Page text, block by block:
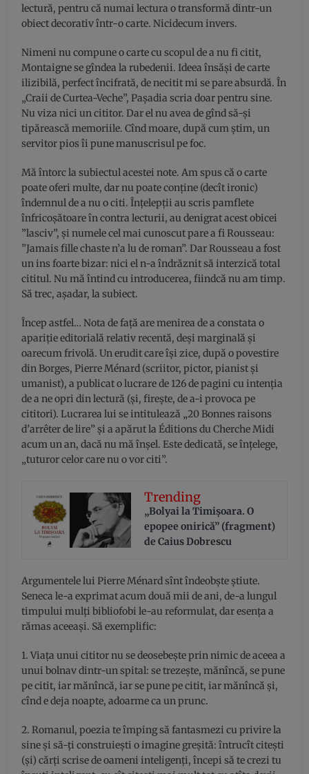
lectură, pentru că numai lectura o transformă dintr-un
obiect decorativ într-o carte. Nicidecum invers.
Nimeni nu compune o carte cu scopul de a nu fi citit,
Montaigne se gîndea la rubedenii. Ideea însăși de carte
ilizibilă, perfect încifrată, de necitit mi se pare absurdă. În
„Craii de Curtea-Veche”, Pașadia scria doar pentru sine.
Nu viza nici un cititor. Dar el nu avea de gînd să-și
tipărească memoriile. Cînd moare, după cum știm, un
servitor pios îi pune manuscrisul pe foc.
Mă întorc la subiectul acestei note. Am spus că o carte
poate oferi multe, dar nu poate conține (decît ironic)
îndemnul de a nu o citi. Înțelepții au scris pamflete
înfricoșătoare în contra lecturii, au denigrat acest obicei
”lasciv”, și numele cel mai cunoscut pare a fi Rousseau:
”Jamais fille chaste n’a lu de roman”. Dar Rousseau a fost
un ins foarte bizar: nici el n-a îndrăznit să interzică total
cititul. Nu mă întind cu introducerea, fiindcă nu am timp.
Să trec, așadar, la subiect.
Încep astfel… Nota de față are menirea de a constata o
apariție editorială relativ recentă, deși marginală și
oarecum frivolă. Un erudit care își zice, după o povestire
din Borges, Pierre Ménard (scriitor, pictor, pianist și
umanist), a publicat o lucrare de 126 de pagini cu intenția
de a ne opri din lectură (și, firește, de a-i provoca pe
cititori). Lucrarea lui se intitulează „20 Bonnes raisons
d’arrêter de lire” și a apărut la Éditions du Cherche Midi
acum un an, dacă nu mă înșel. Este dedicată, se înțelege,
„tuturor celor care nu o vor citi”.
Trending
„Bolyai la Timișoara. O
epopee onirică” (fragment)
de Caius Dobrescu
Argumentele lui Pierre Ménard sînt îndeobște știute.
Seneca le-a exprimat acum două mii de ani, de-a lungul
timpului mulți bibliofobi le-au reformulat, dar esența a
rămas aceeași. Să exemplific:
1. Viața unui cititor nu se deosebește prin nimic de aceea a
unui bolnav dintr-un spital: se trezește, mănîncă, se pune
pe citit, iar mănîncă, iar se pune pe citit, iar mănîncă și,
cînd e deja noapte, adoarme ca un prunc.
2. Romanul, poezia te împing să fantasmezi cu privire la
sine și să-ți construiești o imagine greșită: întrucît citești
(și) cărți scrise de oameni inteligenți, începi să te crezi tu